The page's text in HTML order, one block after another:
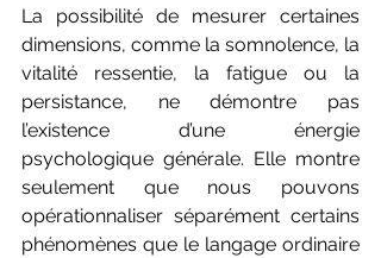
La possibilité de mesurer certaines
dimensions, comme la somnolence, la
vitalité ressentie, la fatigue ou la
persistance, ne démontre pas
l’existence d’une énergie
psychologique générale. Elle montre
seulement que nous pouvons
opérationnaliser séparément certains
phénomènes que le langage ordinaire